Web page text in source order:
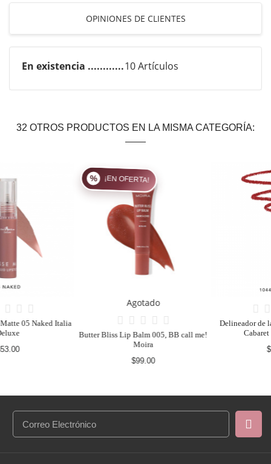
OPINIONES DE CLIENTES
En existencia 10 Artículos
32 OTROS PRODUCTOS EN LA MISMA CATEGORÍA:
Butter Bliss Lip Balm 005, BB call me!
Delineador de labios UltraFine1044
Cabaret Italia Deluxe